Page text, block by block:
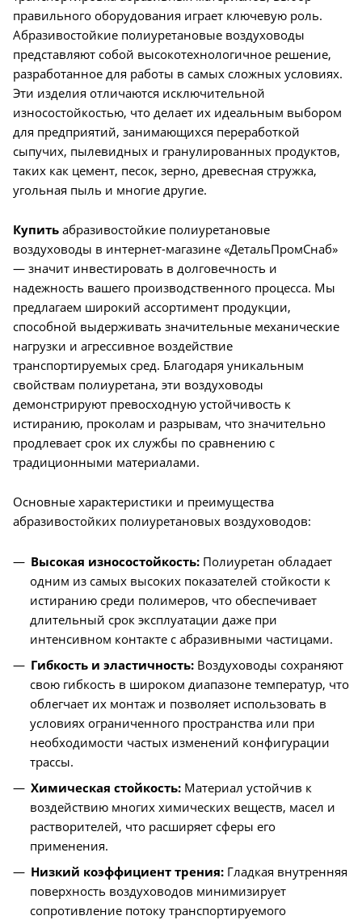
правильного оборудования играет ключевую роль.
Абразивостойкие полиуретановые воздуховоды
представляют собой высокотехнологичное решение,
разработанное для работы в самых сложных условиях.
Эти изделия отличаются исключительной
износостойкостью, что делает их идеальным выбором
для предприятий, занимающихся переработкой
сыпучих, пылевидных и гранулированных продуктов,
таких как цемент, песок, зерно, древесная стружка,
угольная пыль и многие другие.
Купить абразивостойкие полиуретановые
воздуховоды в интернет-магазине «ДетальПромСнаб»
— значит инвестировать в долговечность и
надежность вашего производственного процесса. Мы
предлагаем широкий ассортимент продукции,
способной выдерживать значительные механические
нагрузки и агрессивное воздействие
транспортируемых сред. Благодаря уникальным
свойствам полиуретана, эти воздуховоды
демонстрируют превосходную устойчивость к
истиранию, проколам и разрывам, что значительно
продлевает срок их службы по сравнению с
традиционными материалами.
Основные характеристики и преимущества
абразивостойких полиуретановых воздуховодов:
Высокая износостойкость: Полиуретан обладает
одним из самых высоких показателей стойкости к
истиранию среди полимеров, что обеспечивает
длительный срок эксплуатации даже при
интенсивном контакте с абразивными частицами.
Гибкость и эластичность: Воздуховоды сохраняют
свою гибкость в широком диапазоне температур, что
облегчает их монтаж и позволяет использовать в
условиях ограниченного пространства или при
необходимости частых изменений конфигурации
трассы.
Химическая стойкость: Материал устойчив к
воздействию многих химических веществ, масел и
растворителей, что расширяет сферы его
применения.
Низкий коэффициент трения: Гладкая внутренняя
поверхность воздуховодов минимизирует
сопротивление потоку транспортируемого